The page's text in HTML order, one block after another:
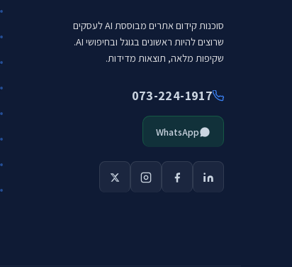
סוכנות קידום אתרים מבוססת AI לעסקים
שרוצים להיות ראשונים בגוגל ובחיפושי AI.
שקיפות מלאה, תוצאות מדידות.
073-224-1917
WhatsApp